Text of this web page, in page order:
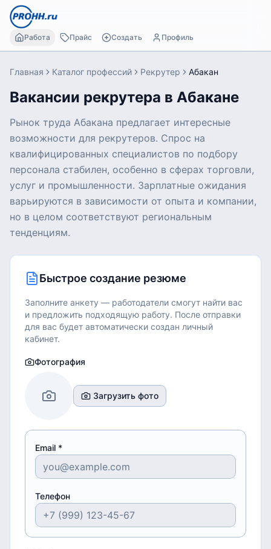
Работа Прайс Создать Профиль
Главная Каталог профессий Рекрутер Абакан
Вакансии рекрутера в Абакане
Рынок труда Абакана предлагает интересные
возможности для рекрутеров. Спрос на
квалифицированных специалистов по подбору
персонала стабилен, особенно в сферах торговли,
услуг и промышленности. Зарплатные ожидания
варьируются в зависимости от опыта и компании,
но в целом соответствуют региональным
тенденциям.
Быстрое создание резюме
Заполните анкету — работодатели смогут найти вас
и предложить подходящую работу. После отправки
для вас будет автоматически создан личный
кабинет.
Фотография
Загрузить фото
Email *
Телефон